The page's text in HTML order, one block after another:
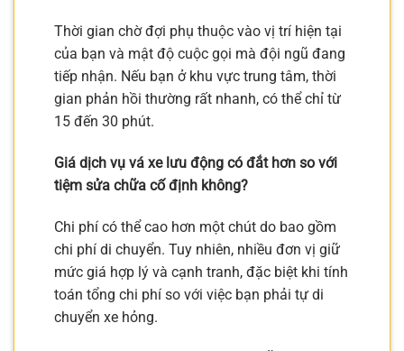
Thời gian chờ đợi phụ thuộc vào vị trí hiện tại
của bạn và mật độ cuộc gọi mà đội ngũ đang
tiếp nhận. Nếu bạn ở khu vực trung tâm, thời
gian phản hồi thường rất nhanh, có thể chỉ từ
15 đến 30 phút.
Giá dịch vụ vá xe lưu động có đắt hơn so với
tiệm sửa chữa cố định không?
Chi phí có thể cao hơn một chút do bao gồm
chi phí di chuyển. Tuy nhiên, nhiều đơn vị giữ
mức giá hợp lý và cạnh tranh, đặc biệt khi tính
toán tổng chi phí so với việc bạn phải tự di
chuyển xe hỏng.